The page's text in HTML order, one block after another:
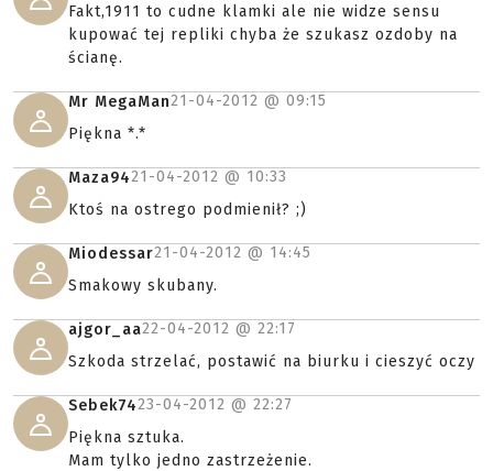
Fakt,1911 to cudne klamki ale nie widze sensu
kupować tej repliki chyba że szukasz ozdoby na
ścianę.
Mr MegaMan21-04-2012 @ 09:15
Piękna *.*
Maza9421-04-2012 @ 10:33
Ktoś na ostrego podmienił? ;)
Miodessar21-04-2012 @ 14:45
Smakowy skubany.
ajgor_aa22-04-2012 @ 22:17
Szkoda strzelać, postawić na biurku i cieszyć oczy
Sebek7423-04-2012 @ 22:27
Piękna sztuka.
Mam tylko jedno zastrzeżenie.